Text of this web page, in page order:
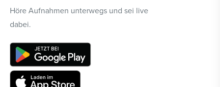
Höre Aufnahmen unterwegs und sei live
dabei.